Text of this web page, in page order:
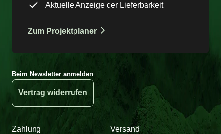
Aktuelle Anzeige der Lieferbarkeit
Zum Projektplaner
Beim Newsletter anmelden
Vertrag widerrufen
Zahlung Versand